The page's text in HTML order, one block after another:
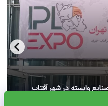
وابسته در شهر آفتاب